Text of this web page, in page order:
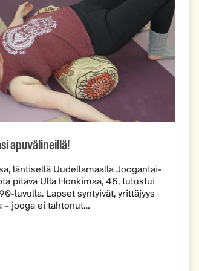
apuvälineillä!
läntisellä Uudellamaalla Joogantai-
pitävä Ulla Honkimaa, 46, tutustui
luvulla. Lapset syntyivät, yrittäjyys
– jooga ei tahtonut…